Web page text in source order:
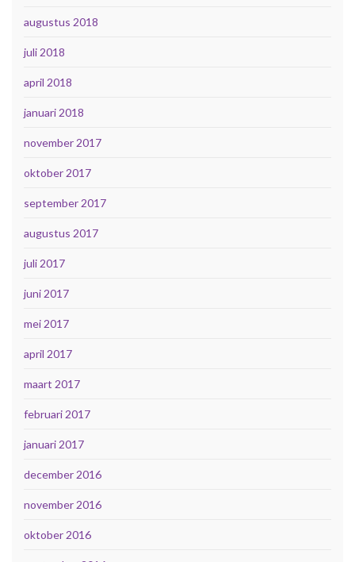
augustus 2018
juli 2018
april 2018
januari 2018
november 2017
oktober 2017
september 2017
augustus 2017
juli 2017
juni 2017
mei 2017
april 2017
maart 2017
februari 2017
januari 2017
december 2016
november 2016
oktober 2016